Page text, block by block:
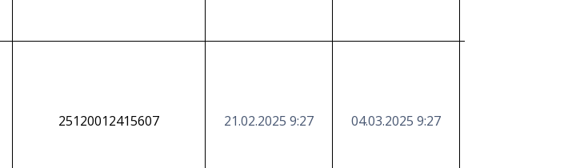
25120012415607 21.02.2025 9:27 04.03.2025 9:27